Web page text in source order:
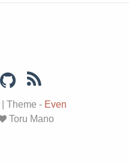
Theme - Even
Toru Mano